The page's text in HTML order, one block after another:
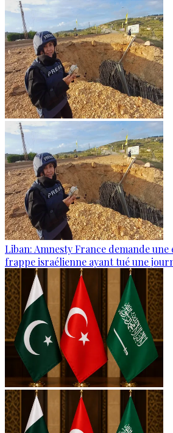
Liban: Amnesty France demande une
frappe israélienne ayant tué une